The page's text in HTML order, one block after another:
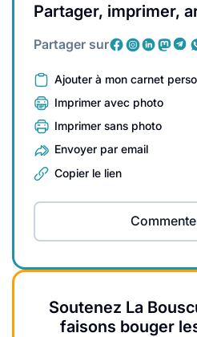
Partager, imprimer,
Partager sur
Ajouter à mon carnet perso
Imprimer avec photo
Imprimer sans photo
Envoyer par email
Copier le lien
Soutenez La
faisons bouger